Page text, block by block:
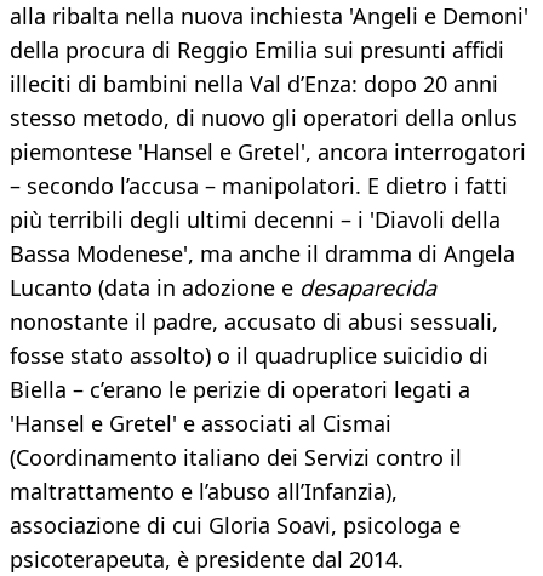
alla ribalta nella nuova inchiesta 'Angeli e Demoni'
della procura di Reggio Emilia sui presunti affidi
illeciti di bambini nella Val d’Enza: dopo 20 anni
stesso metodo, di nuovo gli operatori della onlus
piemontese 'Hansel e Gretel', ancora interrogatori
– secondo l’accusa – manipolatori. E dietro i fatti
più terribili degli ultimi decenni – i 'Diavoli della
Bassa Modenese', ma anche il dramma di Angela
Lucanto (data in adozione e desaparecida
nonostante il padre, accusato di abusi sessuali,
fosse stato assolto) o il quadruplice suicidio di
Biella – c’erano le perizie di operatori legati a
'Hansel e Gretel' e associati al Cismai
(Coordinamento italiano dei Servizi contro il
maltrattamento e l’abuso all’Infanzia),
associazione di cui Gloria Soavi, psicologa e
psicoterapeuta, è presidente dal 2014.